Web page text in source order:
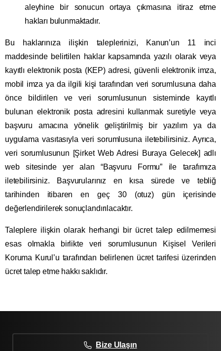
aleyhine bir sonucun ortaya çıkmasına itiraz etme
hakları bulunmaktadır.
Bu haklarınıza ilişkin taleplerinizi, Kanun’un 11 inci
maddesinde belirtilen haklar kapsamında yazılı olarak veya
kayıtlı elektronik posta (KEP) adresi, güvenli elektronik imza,
mobil imza ya da ilgili kişi tarafından veri sorumlusuna daha
önce bildirilen ve veri sorumlusunun sisteminde kayıtlı
bulunan elektronik posta adresini kullanmak suretiyle veya
başvuru amacına yönelik geliştirilmiş bir yazılım ya da
uygulama vasıtasıyla veri sorumlusuna iletebilirsiniz. Ayrıca,
veri sorumlusunun [Şirket Web Adresi Buraya Gelecek] adlı
web sitesinde yer alan “Başvuru Formu” ile tarafımıza
iletebilirsiniz. Başvurularınız en kısa sürede ve tebliğ
tarihinden itibaren en geç 30 (otuz) gün içerisinde
değerlendirilerek sonuçlandırılacaktır.
Taleplere ilişkin olarak herhangi bir ücret talep edilmemesi
esas olmakla birlikte veri sorumlusunun Kişisel Verileri
Koruma Kurul’u tarafından belirlenen ücret tarifesi üzerinden
ücret talep etme hakkı saklıdır.
Bize Ulaşın